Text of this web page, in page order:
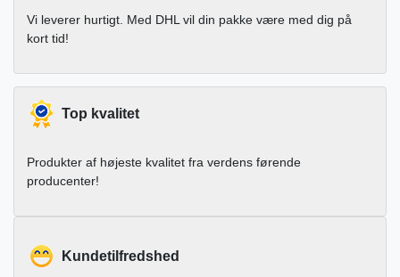
Vi leverer hurtigt. Med DHL vil din pakke være med dig på
kort tid!
Top kvalitet
Produkter af højeste kvalitet fra verdens førende
producenter!
Kundetilfredshed